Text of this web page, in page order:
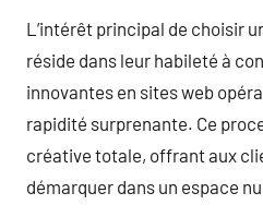
L’intérêt principal de choisir
réside dans leur habileté à
innovantes en sites web
rapidité surprenante. Ce
créative totale, offrant aux
démarquer dans un espace